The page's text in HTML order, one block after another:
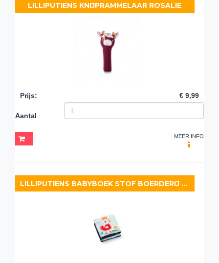
LILLIPUTIENS KNIJPRAMMELAAR ROSALIE
Prijs: € 9,99
Aantal
MEER INFO
LILLIPUTIENS BABYBOEK STOF BOERDERIJ VOUWBOEK